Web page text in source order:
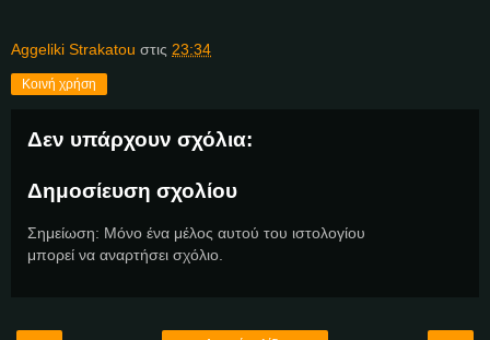
Aggeliki Strakatou στις 23:34
Κοινή χρήση
Δεν υπάρχουν σχόλια:
Δημοσίευση σχολίου
Σημείωση: Μόνο ένα μέλος αυτού του ιστολογίου
μπορεί να αναρτήσει σχόλιο.